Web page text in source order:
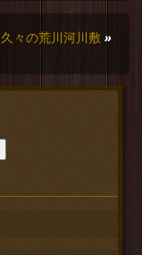
久々の荒川河川敷 »